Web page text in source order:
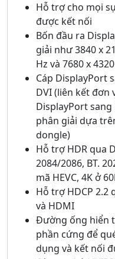
Hỗ trợ cho mọi
được kết nối
Bốn đầu ra
giải như 3840 x
Hz và 7680 x
Cáp DisplayPort
DVI (liên kết đơn
DisplayPort
phân giải dựa
dongle)
Hỗ trợ HDR qua
2084/2086, BT.
mã HEVC, 4K ở
Hỗ trợ HDCP 2.2
và HDMI
Đường ống hiển
phần cứng để
dụng và kết nối